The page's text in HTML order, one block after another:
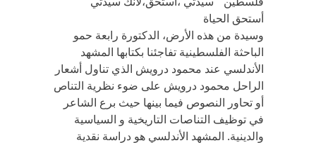
أستحق الحياة
وسيدة من هذه الأرض، الدكتورة رابعة حمو
الباحثة الفلسطينية تفاجئنا بكتابها المشهد
الأندلسي عند محمود درويش الذي تناول أشعار
الراحل محمود درويش على ضوء نظرية التناص
أو تحاور النصوص فيما بينها حيث برع الشاعر
في توظيف التناصات التاريخية و السياسية
والدينية. المشهد الأندلسي هو دراسة نقدية